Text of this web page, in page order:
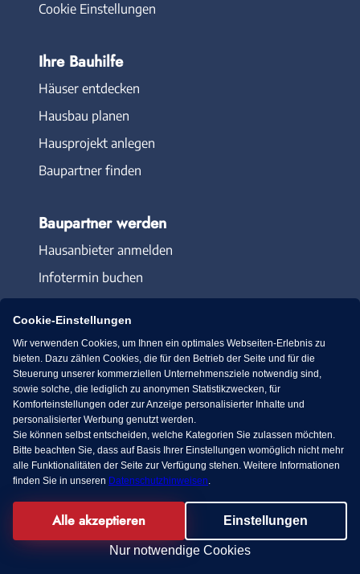
Cookie Einstellungen
Ihre Bauhilfe
Häuser entdecken
Hausbau planen
Hausprojekt anlegen
Baupartner finden
Baupartner werden
Hausanbieter anmelden
Infotermin buchen
Immowelt.de Bauen.de
Massivhaus.de Bungalow.de
Fertighaus.de
Facebook
Cookie-Einstellungen
Wir verwenden Cookies, um Ihnen ein optimales Webseiten-Erlebnis zu
bieten. Dazu zählen Cookies, die für den Betrieb der Seite und für die
Steuerung unserer kommerziellen Unternehmensziele notwendig sind,
sowie solche, die lediglich zu anonymen Statistikzwecken, für
Komforteinstellungen oder zur Anzeige personalisierter Inhalte und
personalisierter Werbung genutzt werden.
Sie können selbst entscheiden, welche Kategorien Sie zulassen möchten.
Bitte beachten Sie, dass auf Basis Ihrer Einstellungen womöglich nicht mehr
alle Funktionalitäten der Seite zur Verfügung stehen. Weitere Informationen
finden Sie in unseren Datenschutzhinweisen.
Alle akzeptieren Einstellungen
Nur notwendige Cookies